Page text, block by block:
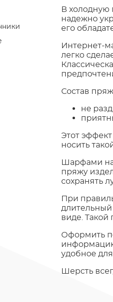
В холодную
надежно
его
Интернет-
легко
Состав
не
Этот
носить
Шарфами
пряжу
сохранять
При
виде.
Оформить
удобное
Шерсть